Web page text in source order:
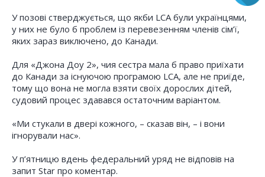
У позові стверджується, що якби LCA були українцями,
у них не було б проблем із перевезенням членів сім’ї,
яких зараз виключено, до Канади.
Для «Джона Доу 2», чия сестра мала б право приїхати
до Канади за існуючою програмою LCA, але не приїде,
тому що вона не могла взяти своїх дорослих дітей,
судовий процес здавався остаточним варіантом.
«Ми стукали в двері кожного, – сказав він, – і вони
ігнорували нас».
У п’ятницю вдень федеральний уряд не відповів на
запит Star про коментар.